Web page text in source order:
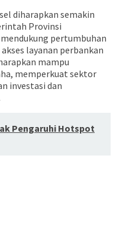
diharapkan semakin
Provinsi
pertumbuhan
layanan perbankan
mampu
memperkuat sektor
investasi dan
Pengaruhi Hotspot